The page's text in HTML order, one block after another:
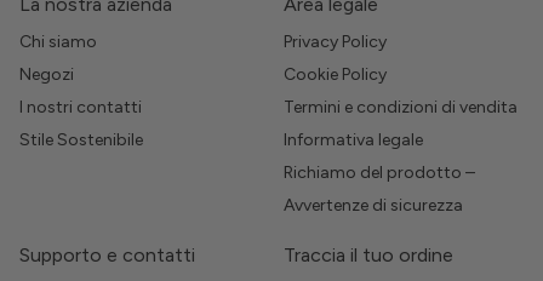
La nostra azienda
Chi siamo
Negozi
I nostri contatti
Stile Sostenibile
Area legale
Privacy Policy
Cookie Policy
Termini e condizioni di vendita
Informativa legale
Richiamo del prodotto –
Avvertenze di sicurezza
Supporto e contatti Traccia il tuo ordine